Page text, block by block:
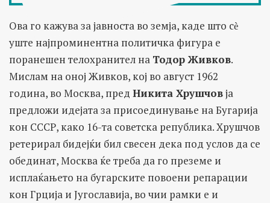
Ова го кажува за јавноста во земја, каде што сѐ
уште најпроминентна политичка фигура е
поранешен телохранител на Тодор Живков.
Мислам на оној Живков, кој во август 1962
година, во Москва, пред Никита Хрушчовја
предложи идејата за присоединување на Бугарија
кон СССР, како 16-та советска република. Хрушчов
ретерирал бидејќи бил свесен дека под услов да се
обединат, Москва ќе треба да го преземе и
исплаќањето на бугарските повоени репарации
кон Грција и Југославија, во чии рамки е и